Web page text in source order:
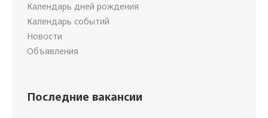
Календарь дней рождения
Календарь событий
Новости
Объявления
Последние вакансии